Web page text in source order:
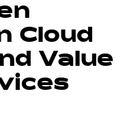
Cloud
Value